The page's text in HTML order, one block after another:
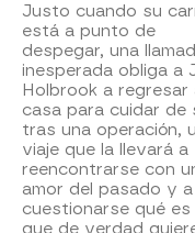
Justo cuando su
está a punto de
despegar, una
inesperada obliga a
Holbrook a regresar
casa para cuidar de
tras una operación,
viaje que la llevará a
reencontrarse con
amor del pasado y a
cuestionarse qué es
que de verdad